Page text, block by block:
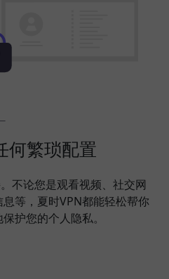
何繁琐配置
不论您是观看视频、社交网
等，夏时VPN都能轻松帮你
护您的个人隐私。